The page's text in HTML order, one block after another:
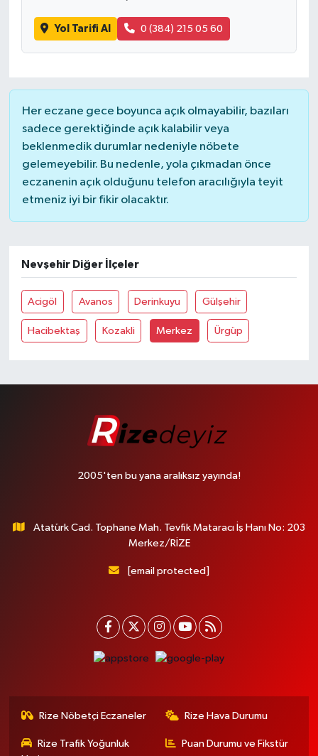
Yol Tarifi Al 0 (384) 215 05 60
Her eczane gece boyunca açık olmayabilir, bazıları
sadece gerektiğinde açık kalabilir veya
beklenmedik durumlar nedeniyle nöbete
gelemeyebilir. Bu nedenle, yola çıkmadan önce
eczanenin açık olduğunu telefon aracılığıyla teyit
etmeniz iyi bir fikir olacaktır.
Nevşehir Diğer İlçeler
Acigöl Avanos Derinkuyu Gülşehir
Hacibektaş Kozakli Merkez Ürgüp
2005'ten bu yana aralıksız yayında!
Atatürk Cad. Tophane Mah. Tevfik Mataracı İş Hanı No: 203
Merkez/RİZE
[email protected]
Rize Nöbetçi Eczaneler Rize Hava Durumu
Rize Trafik Yoğunluk
Puan Durumu ve Fikstür